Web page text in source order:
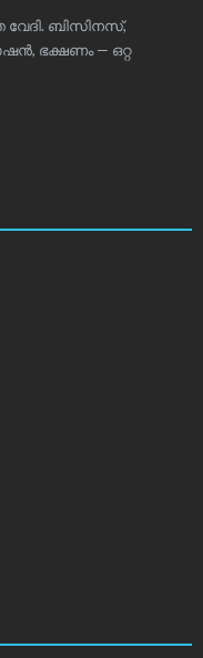
വേദി. ബിസിനസ്,
ഭക്ഷണം — ഒറ്റ